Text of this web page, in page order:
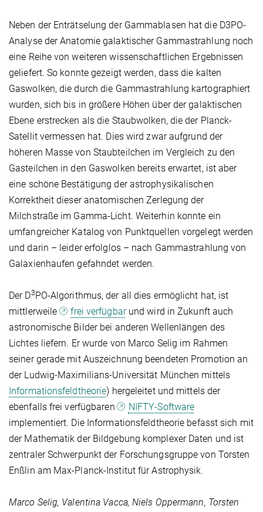
Neben der Enträtselung der Gammablasen hat die D3PO-
Analyse der Anatomie galaktischer Gammastrahlung noch
eine Reihe von weiteren wissenschaftlichen Ergebnissen
geliefert. So konnte gezeigt werden, dass die kalten
Gaswolken, die durch die Gammastrahlung kartographiert
wurden, sich bis in größere Höhen über der galaktischen
Ebene erstrecken als die Staubwolken, die der Planck-
Satellit vermessen hat. Dies wird zwar aufgrund der
höheren Masse von Staubteilchen im Vergleich zu den
Gasteilchen in den Gaswolken bereits erwartet, ist aber
eine schöne Bestätigung der astrophysikalischen
Korrektheit dieser anatomischen Zerlegung der
Milchstraße im Gamma-Licht. Weiterhin konnte ein
umfangreicher Katalog von Punktquellen vorgelegt werden
und darin – leider erfolglos – nach Gammastrahlung von
Galaxienhaufen gefahndet werden.
Der D3 PO-Algorithmus, der all dies ermöglicht hat, ist
mittlerweile
frei verfügbarund wird in Zukunft auch
astronomische Bilder bei anderen Wellenlängen des
Lichtes liefern. Er wurde von Marco Selig im Rahmen
seiner gerade mit Auszeichnung beendeten Promotion an
der Ludwig-Maximilians-Universität München mittels
Informationsfeldtheorie) hergeleitet und mittels der
ebenfalls frei verfügbaren
NIFTY-Software
implementiert. Die Informationsfeldtheorie befasst sich mit
der Mathematik der Bildgebung komplexer Daten und ist
zentraler Schwerpunkt der Forschungsgruppe von Torsten
Enßlin am Max-Planck-Institut für Astrophysik.
Marco Selig, Valentina Vacca, Niels Oppermann, Torsten